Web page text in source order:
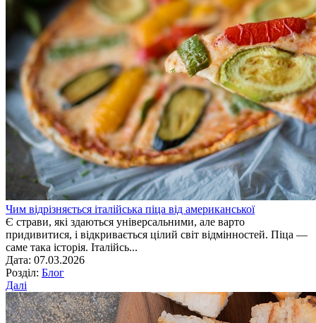
Чим відрізняється італійська піца від американської
Є страви, які здаються універсальними, але варто
придивитися, і відкривається цілий світ відмінностей. Піца —
саме така історія. Італійсь...
Дата: 07.03.2026
Розділ: Блог
Далі